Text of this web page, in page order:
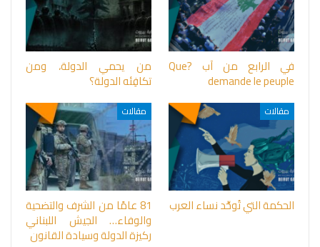
في الرابع من آب ?Que
demande le peuple
من يحمي الدولة، ومن
تكافِئه الدولة؟
مقالات
الحكمة التي تُوحِّد نساء العرب
مقالات
81 عامًا من الشرف والتضحية
والوفاء… الجيش اللبناني
ركيزة الدولة وسيادة القانون